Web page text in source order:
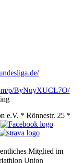
p/ByNuyXUCL7O/
e.V. * Rönnestr. 25 *
Mitglied im
Union